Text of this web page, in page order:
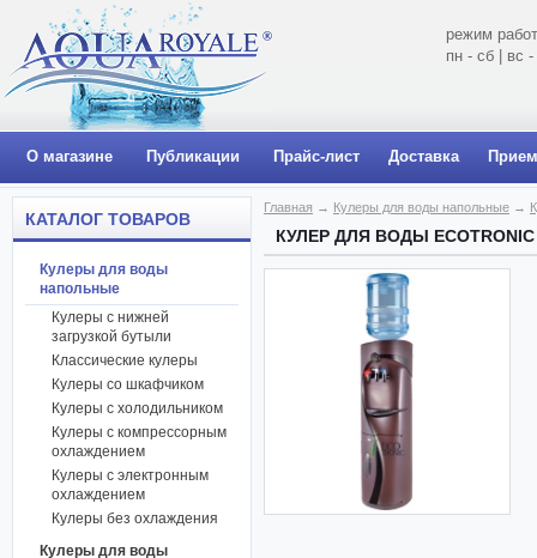
режим
пн - сб | вс
О магазине Публикации Прайс-лист Доставка
КАТАЛОГ ТОВАРОВ
Кулеры для воды
напольные
Кулеры с нижней
загрузкой бутыли
Классические кулеры
Кулеры со шкафчиком
Кулеры с холодильником
Кулеры с компрессорным
охлаждением
Кулеры с электронным
охлаждением
Кулеры без охлаждения
Кулеры для воды
Главная → Кулеры для воды напольные →
КУЛЕР ДЛЯ ВОДЫ